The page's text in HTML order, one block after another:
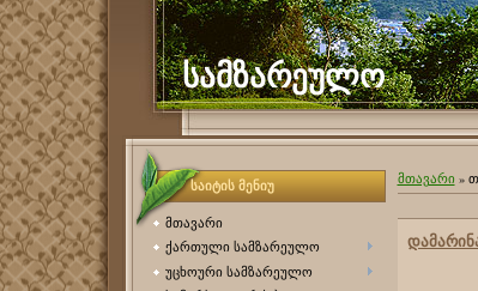
სამზარეულო
საიტის მენიუ
მთავარი
ქართული სამზარეულო
უცხოური სამზარეულო
მთავარი »